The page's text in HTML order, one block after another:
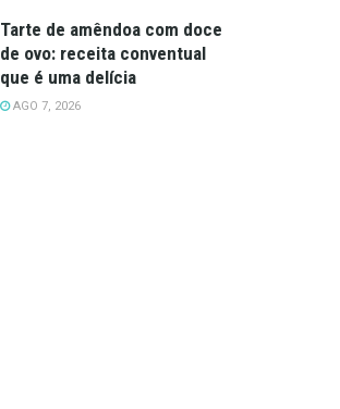
Tarte de amêndoa com doce
de ovo: receita conventual
que é uma delícia
AGO 7, 2026